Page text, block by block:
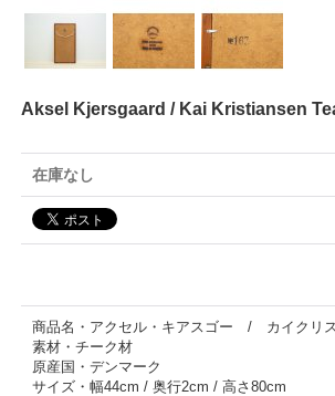
Aksel Kjersgaard / Kai Kristiansen
在庫なし
商品名・アクセル・キアスゴー / カイクリ
素材・チーク材
原産国・デンマーク
サイズ・幅44cm / 奥行2cm / 高さ80cm